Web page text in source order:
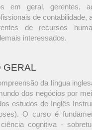
em geral, gerentes,
de contabilidade,
de recursos
interessados.
GERAL
da língua
dos negócios por
estudos de Inglês
O curso é
cognitiva -